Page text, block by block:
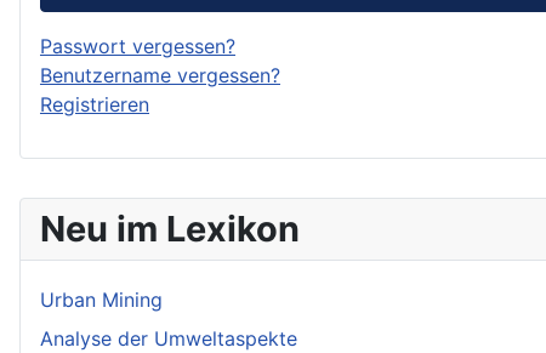
Neu im Lexikon
Urban Mining
Analyse der Umweltaspekte
Passwort vergessen?
Benutzername vergessen?
Registrieren